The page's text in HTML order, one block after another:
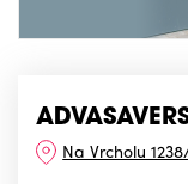
Na Vrcholu